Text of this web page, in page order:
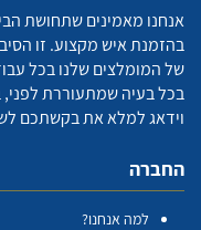
אנחנו מאמינים שתחושת
בהזמנת איש מקצוע. זו
של המומלצים שלנו בכל
בכל בעיה שמתעוררת
וידאג למלא את בקשתכם
החברה
למה אנחנו?